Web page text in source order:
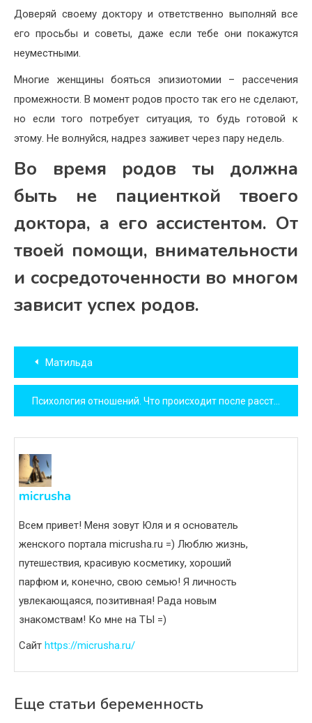
Доверяй своему доктору и ответственно выполняй все
его просьбы и советы, даже если тебе они покажутся
неуместными.
Многие женщины бояться эпизиотомии – рассечения
промежности. В момент родов просто так его не сделают,
но если того потребует ситуация, то будь готовой к
этому. Не волнуйся, надрез заживет через пару недель.
Во время родов ты должна
быть не пациенткой твоего
доктора, а его ассистентом. От
твоей помощи, внимательности
и сосредоточенности во многом
зависит успех родов.
Навигация
по
записям
Матильда
micrusha
Всем привет! Меня зовут Юля и я основатель
женского портала micrusha.ru =) Люблю жизнь,
путешествия, красивую косметику, хороший
парфюм и, конечно, свою семью! Я личность
увлекающаяся, позитивная! Рада новым
знакомствам! Ко мне на ТЫ =)
Сайт https://micrusha.ru/
Еще статьи беременность